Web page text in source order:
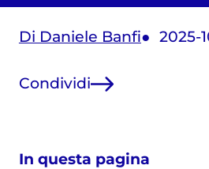
Di Daniele Banfi 2025-
Condividi
In questa pagina